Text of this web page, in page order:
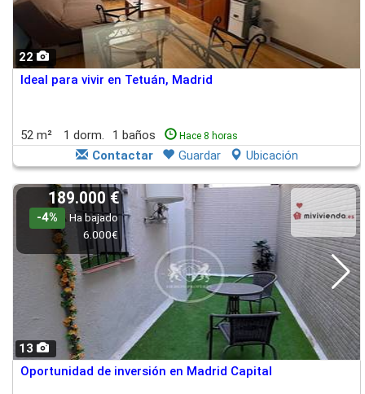
22
Ideal para vivir en Tetuán, Madrid
52 m² 1 dorm. 1 baños Hace 8 horas
Contactar Guardar Ubicación
13
189.000 €
-4%
Ha bajado
6.000€
Oportunidad de inversión en Madrid Capital